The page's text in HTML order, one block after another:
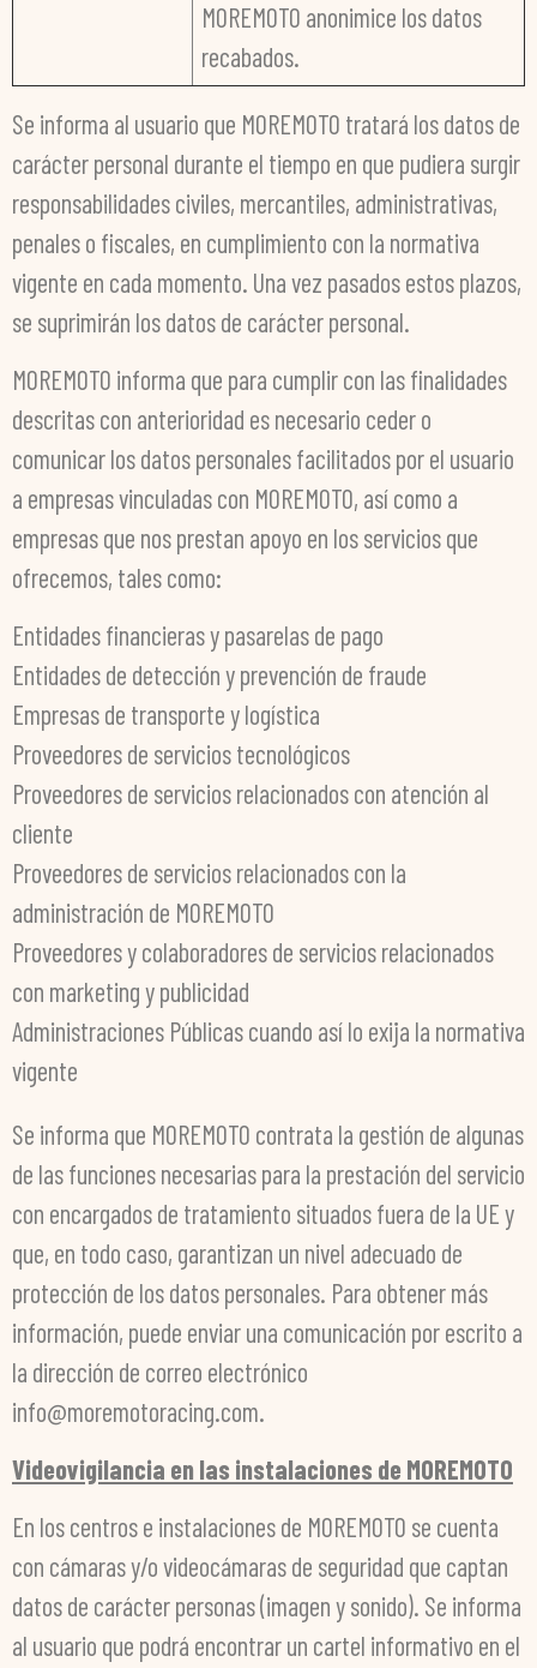
MOREMOTO anonimice los datos
recabados.
Se informa al usuario que MOREMOTO tratará los datos de
carácter personal durante el tiempo en que pudiera surgir
responsabilidades civiles, mercantiles, administrativas,
penales o fiscales, en cumplimiento con la normativa
vigente en cada momento. Una vez pasados estos plazos,
se suprimirán los datos de carácter personal.
MOREMOTO informa que para cumplir con las finalidades
descritas con anterioridad es necesario ceder o
comunicar los datos personales facilitados por el usuario
a empresas vinculadas con MOREMOTO, así como a
empresas que nos prestan apoyo en los servicios que
ofrecemos, tales como:
Entidades financieras y pasarelas de pago
Entidades de detección y prevención de fraude
Empresas de transporte y logística
Proveedores de servicios tecnológicos
Proveedores de servicios relacionados con atención al
cliente
Proveedores de servicios relacionados con la
administración de MOREMOTO
Proveedores y colaboradores de servicios relacionados
con marketing y publicidad
Administraciones Públicas cuando así lo exija la normativa
vigente
Se informa que MOREMOTO contrata la gestión de algunas
de las funciones necesarias para la prestación del servicio
con encargados de tratamiento situados fuera de la UE y
que, en todo caso, garantizan un nivel adecuado de
protección de los datos personales. Para obtener más
información, puede enviar una comunicación por escrito a
la dirección de correo electrónico
info@moremotoracing.com.
Videovigilancia en las instalaciones de MOREMOTO
En los centros e instalaciones de MOREMOTO se cuenta
con cámaras y/o videocámaras de seguridad que captan
datos de carácter personas (imagen y sonido). Se informa
al usuario que podrá encontrar un cartel informativo en el